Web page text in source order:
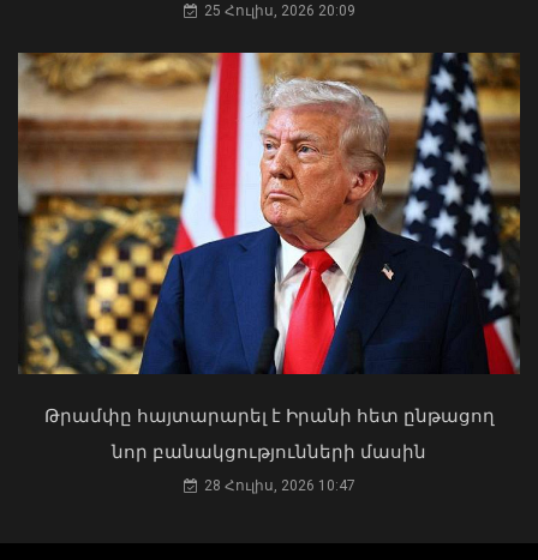
ԱԳ փոխնախարարը Նայրոբիում
ներկայացրել է COP17-ի
կազմակերպման Հայաստանի
06 Օգոստոս, 2026 21:44
Դուք 5 տարի ինձնից փախած եք ման
եկել. Կոնջորյանը՝ «Հայաստան»
դաշինքի պատգամավորներին
04 Օգոստոս, 2026 15:53
25 Հուլիս, 2026 20:09
Թրամփը հայտարարել է Իրանի հետ ընթացող
նոր բանակցությունների մասին
28 Հուլիս, 2026 10:47